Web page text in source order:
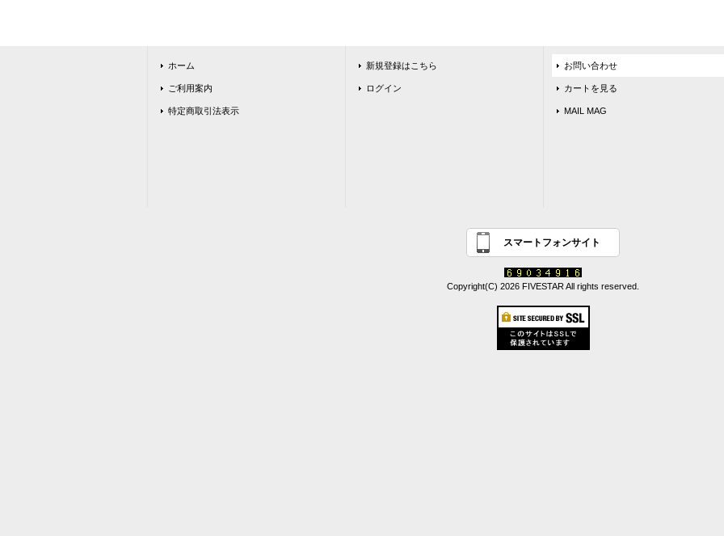
ホーム
ご利用案内
特定商取引法表示
新規登録はこちら
ログイン
お問い合わせ
カートを見る
MAIL MAG
スマートフォンサイト
Copyright(C) 2026 FIVESTAR All rights reserved.